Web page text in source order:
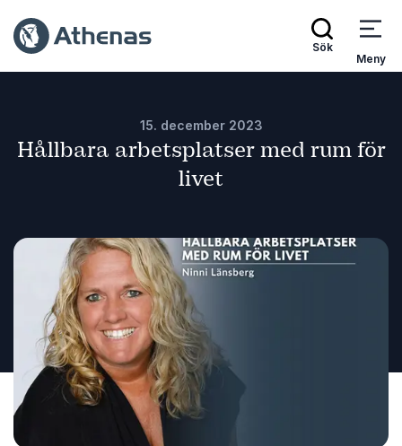
Sök
Meny
15. december 2023
Hållbara arbetsplatser med rum för
livet